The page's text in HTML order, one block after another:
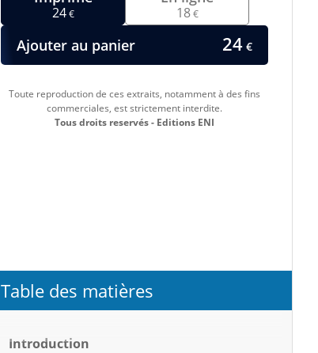
24€ 18€
Ajouter au panier 24 €
Toute reproduction de ces extraits, notamment à des fins
commerciales, est strictement interdite.
Tous droits reservés - Editions ENI
Table des matières
Introduction